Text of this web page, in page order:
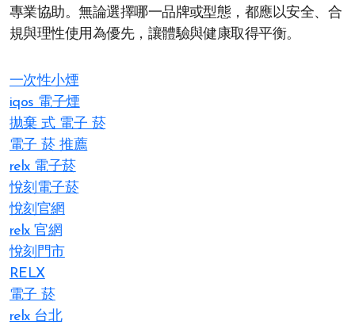
專業協助。無論選擇哪一品牌或型態，都應以安全、合
規與理性使用為優先，讓體驗與健康取得平衡。
一次性小煙
iqos 電子煙​
拋棄 式 電子 菸​
電子 菸 推薦
relx 電子菸
悅刻電子菸
悅刻官網
relx 官網
悅刻門市
RELX
電子 菸
relx 台北